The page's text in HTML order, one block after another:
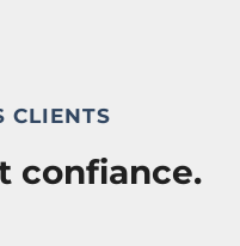
CLIENTS
confiance.